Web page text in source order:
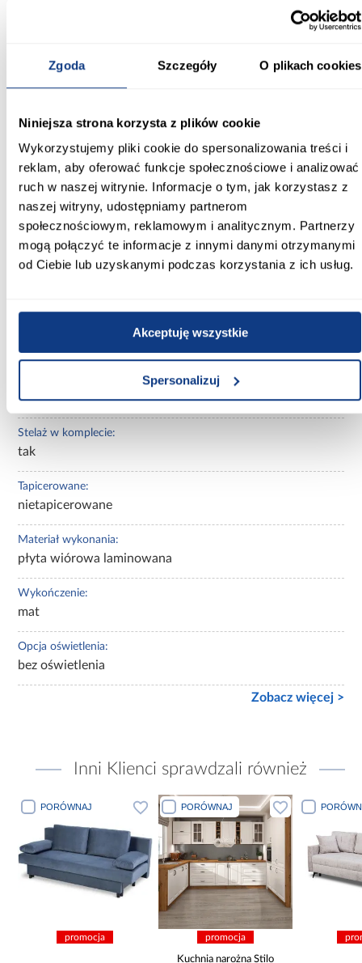
Zgoda Szczegóły O plikach cookies
Niniejsza strona korzysta z plików cookie
Wykorzystujemy pliki cookie do spersonalizowania treści i
reklam, aby oferować funkcje społecznościowe i analizować
ruch w naszej witrynie. Informacje o tym, jak korzystasz z
naszej witryny, udostępniamy partnerom
społecznościowym, reklamowym i analitycznym. Partnerzy
mogą połączyć te informacje z innymi danymi otrzymanymi
od Ciebie lub uzyskanymi podczas korzystania z ich usług.
Akceptuję wszystkie
Spersonalizuj
szuflada w zestawie sprawiają, że jest to wygodne i kompleksowe
Szerokość [cm]:
90.00
Głębokość [cm]:
Wysokość [cm]:
Powierzchnia spania [cm]:
Z materacem
Stelaż w komplecie:
tak
Tapicerowane:
nietapicerowane
Materiał wykonania:
płyta wiórowa laminowana
Wykończenie:
mat
Opcja oświetlenia:
bez oświetlenia
Zobacz więcej >
Inni Klienci sprawdzali również
PORÓWNAJ
promocja
PORÓWNAJ
promocja
Kuchnia narożna Stilo